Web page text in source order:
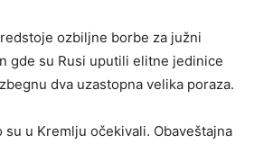
ozbiljne borbe za južni
gde su Rusi uputili elitne jedinice
dva uzastopna velika poraza.
su u Kremlju očekivali. Obaveštajna